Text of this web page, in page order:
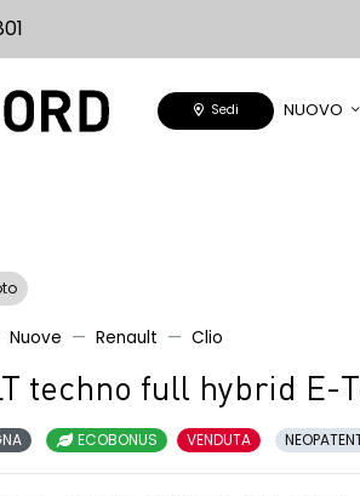
Sedi NUOVO
Nuove Renault Clio
techno full hybrid E-
ECOBONUS VENDUTA